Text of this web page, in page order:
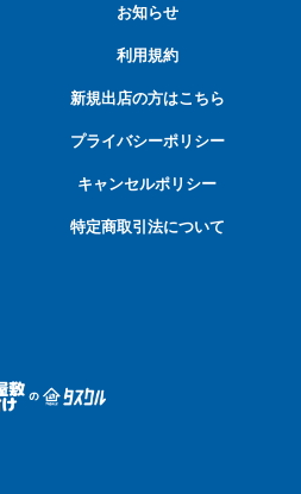
お知らせ
利用規約
新規出店の方はこちら
プライバシーポリシー
キャンセルポリシー
特定商取引法について